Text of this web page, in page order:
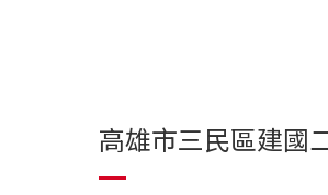
高雄市三民區建國